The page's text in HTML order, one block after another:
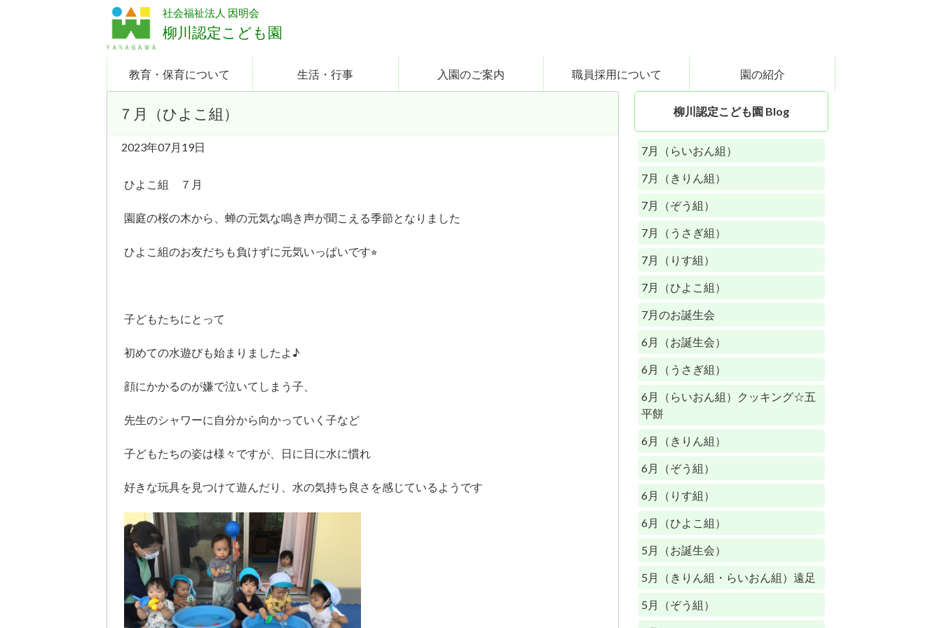
社会福祉法人 因明会
柳川認定こども園
教育・保育について 生活・行事 入園のご案内 職員採用について 園の紹介
７月（ひよこ組）
2023年07月19日
ひよこ組 ７月
園庭の桜の木から、蝉の元気な鳴き声が聞こえる季節となりました
ひよこ組のお友だちも負けずに元気いっぱいです⭐︎
子どもたちにとって
初めての水遊びも始まりましたよ♪
顔にかかるのが嫌で泣いてしまう子、
先生のシャワーに自分から向かっていく子など
子どもたちの姿は様々ですが、日に日に水に慣れ
好きな玩具を見つけて遊んだり、水の気持ち良さを感じているようです
柳川認定こども園 Blog
7月（らいおん組）
7月（きりん組）
7月（ぞう組）
7月（うさぎ組）
7月（りす組）
7月（ひよこ組）
7月のお誕生会
6月（お誕生会）
6月（うさぎ組）
6月（らいおん組）クッキング☆五
平餅
6月（きりん組）
6月（ぞう組）
6月（りす組）
6月（ひよこ組）
5月（お誕生会）
5月（きりん組・らいおん組）遠足
5月（ぞう組）